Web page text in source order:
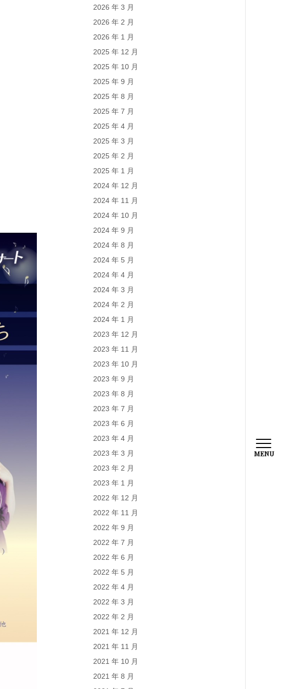
2026 年 3 月
2026 年 2 月
2026 年 1 月
2025 年 12 月
2025 年 10 月
2025 年 9 月
2025 年 8 月
2025 年 7 月
2025 年 4 月
2025 年 3 月
2025 年 2 月
2025 年 1 月
2024 年 12 月
2024 年 11 月
2024 年 10 月
2024 年 9 月
2024 年 8 月
2024 年 5 月
2024 年 4 月
2024 年 3 月
2024 年 2 月
2024 年 1 月
2023 年 12 月
2023 年 11 月
2023 年 10 月
2023 年 9 月
2023 年 8 月
2023 年 7 月
2023 年 6 月
2023 年 4 月
2023 年 3 月
2023 年 2 月
2023 年 1 月
2022 年 12 月
2022 年 11 月
2022 年 9 月
2022 年 7 月
2022 年 6 月
2022 年 5 月
2022 年 4 月
2022 年 3 月
2022 年 2 月
2021 年 12 月
2021 年 11 月
2021 年 10 月
2021 年 8 月